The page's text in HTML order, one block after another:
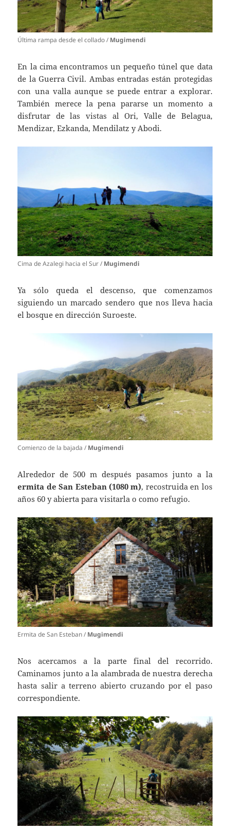
Última rampa desde el collado / Mugimendi
En la cima encontramos un pequeño túnel que data
de la Guerra Civil. Ambas entradas están protegidas
con una valla aunque se puede entrar a explorar.
También merece la pena pararse un momento a
disfrutar de las vistas al Ori, Valle de Belagua,
Mendizar, Ezkanda, Mendilatz y Abodi.
Cima de Azalegi hacia el Sur / Mugimendi
Ya sólo queda el descenso, que comenzamos
siguiendo un marcado sendero que nos lleva hacia
el bosque en dirección Suroeste.
Comienzo de la bajada / Mugimendi
Alrededor de 500 m después pasamos junto a la
ermita de San Esteban (1080 m), recostruida en los
años 60 y abierta para visitarla o como refugio.
Ermita de San Esteban / Mugimendi
Nos acercamos a la parte final del recorrido.
Caminamos junto a la alambrada de nuestra derecha
hasta salir a terreno abierto cruzando por el paso
correspondiente.